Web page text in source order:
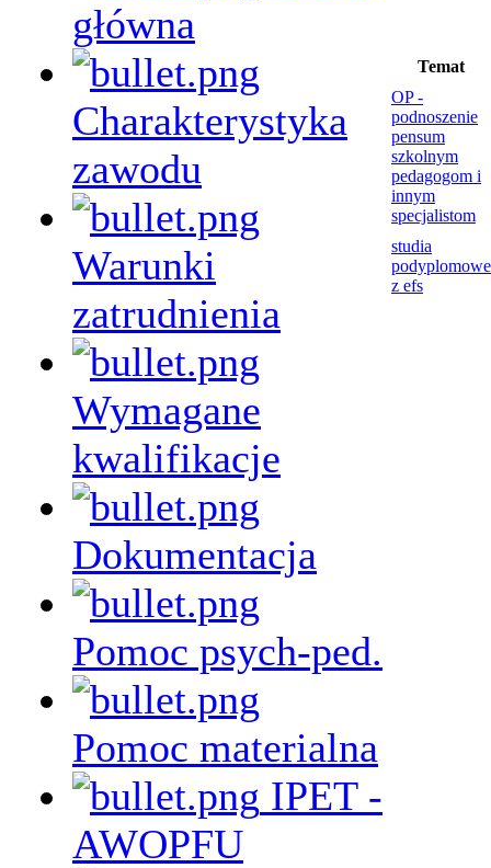
główna
Charakterystyka
zawodu
Warunki
zatrudnienia
Wymagane
kwalifikacje
Dokumentacja
Pomoc psych-ped.
Pomoc materialna
IPET -
AWOPFU
Temat
OP -
podnoszenie
pensum
szkolnym
pedagogom i
innym
specjalistom
studia
podyplomowe
z efs